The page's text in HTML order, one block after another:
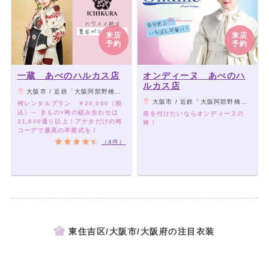
来店
予約
一蔵 あべのハルカス店
大阪市 / 近鉄「大阪阿部野橋駅」、JR・地下鉄各線「天王寺駅」、阪堺上町線「天王寺駅前駅」 よりすぐ
袴レンタルプラン ￥20,000（税
込）～ きもの×袴の組み合わせは
21,000通り以上！アナタだけの袴
コーデで最高の卒業式を！
（4件）
来店
予約
オンディーヌ あべのハ
ルカス店
大阪市 / 近鉄「大阪阿部野橋駅」、JR・地下鉄各線「天王寺駅」、阪堺上町線「天王寺駅前駅」 よりすぐ
差を付けたいならオンディーヌの
袴！
東住吉区/大阪市/大阪府の注目衣装